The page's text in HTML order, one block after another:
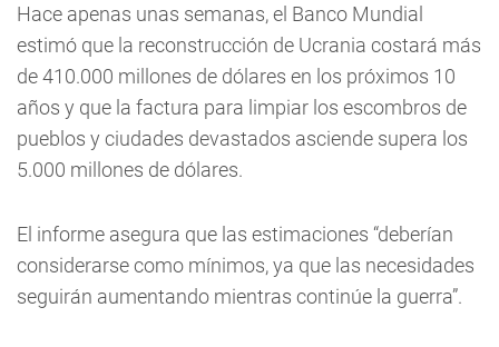
Hace apenas unas semanas, el Banco Mundial
estimó que la reconstrucción de Ucrania costará más
de 410.000 millones de dólares en los próximos 10
años y que la factura para limpiar los escombros de
pueblos y ciudades devastados asciende supera los
5.000 millones de dólares.
El informe asegura que las estimaciones “deberían
considerarse como mínimos, ya que las necesidades
seguirán aumentando mientras continúe la guerra”.